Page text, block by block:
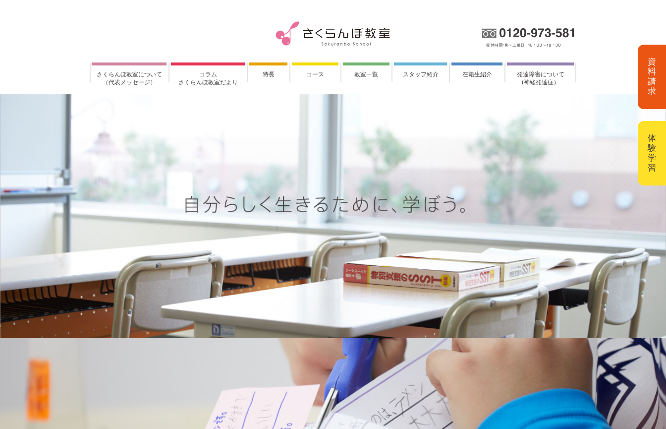
さくらんぼ教室について
（代表メッセージ）
コラム
さくらんぼ教室だより
特長 コース 教室一覧 スタッフ紹介 在籍生紹介
発達障害について
(神経発達症）
資
料
請
求
体
験
学
習